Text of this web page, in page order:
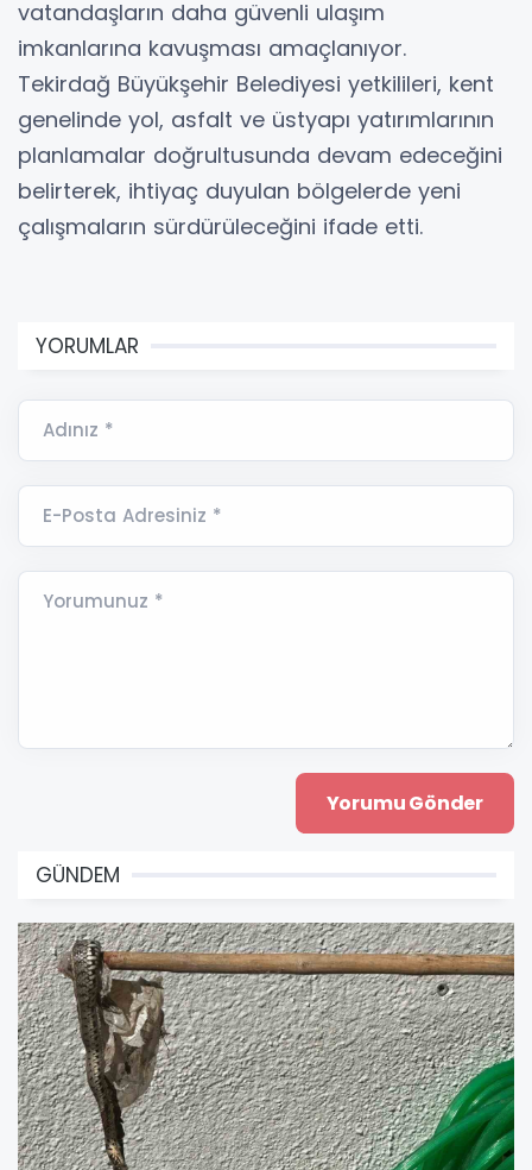
vatandaşların daha güvenli ulaşım
imkanlarına kavuşması amaçlanıyor.
Tekirdağ Büyükşehir Belediyesi yetkilileri, kent
genelinde yol, asfalt ve üstyapı yatırımlarının
planlamalar doğrultusunda devam edeceğini
belirterek, ihtiyaç duyulan bölgelerde yeni
çalışmaların sürdürüleceğini ifade etti.
YORUMLAR
Adınız *
E-Posta Adresiniz *
Yorumunuz *
GÜNDEM